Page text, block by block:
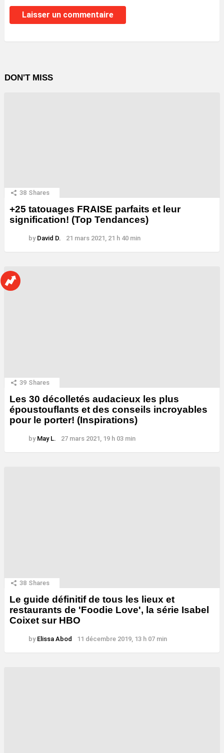
DON'T MISS
38 Shares
+25 tatouages ​​FRAISE parfaits et leur
signification! (Top Tendances)
by David D. 21 mars 2021, 21 h 40 min
39 Shares
Les 30 décolletés audacieux les plus
époustouflants et des conseils incroyables
pour le porter! (Inspirations)
by May L. 27 mars 2021, 19 h 03 min
38 Shares
Le guide définitif de tous les lieux et
restaurants de 'Foodie Love', la série Isabel
Coixet sur HBO
by Elissa Abod 11 décembre 2019, 13 h 07 min